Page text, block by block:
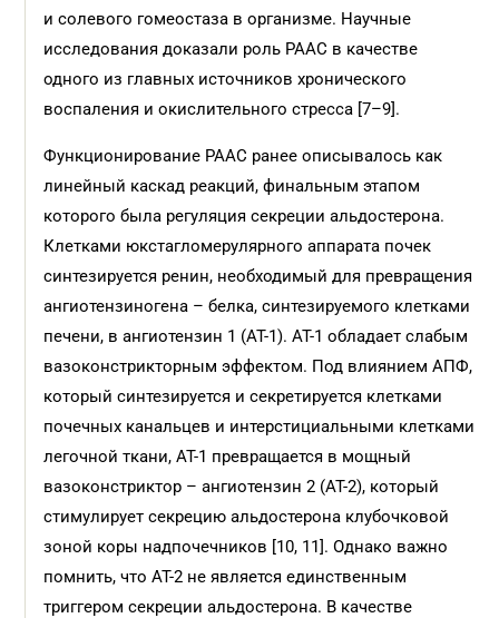
и солевого гомеостаза в организме. Научные
исследования доказали роль РААС в качестве
одного из главных источников хронического
воспаления и окислительного стресса [7–9].
Функционирование РААС ранее описывалось как
линейный каскад реакций, финальным этапом
которого была регуляция секреции альдостерона.
Клетками юкстагломерулярного аппарата почек
синтезируется ренин, необходимый для превращения
ангиотензиногена – белка, синтезируемого клетками
печени, в ангиотензин 1 (АТ-1). АТ-1 обладает слабым
вазоконстрикторным эффектом. Под влиянием АПФ,
который синтезируется и секретируется клетками
почечных канальцев и интерстициальными клетками
легочной ткани, АТ-1 превращается в мощный
вазоконстриктор – ангиотензин 2 (АТ-2), который
стимулирует секрецию альдостерона клубочковой
зоной коры надпочечников [10, 11]. Однако важно
помнить, что АТ-2 не является единственным
триггером секреции альдостерона. В качестве